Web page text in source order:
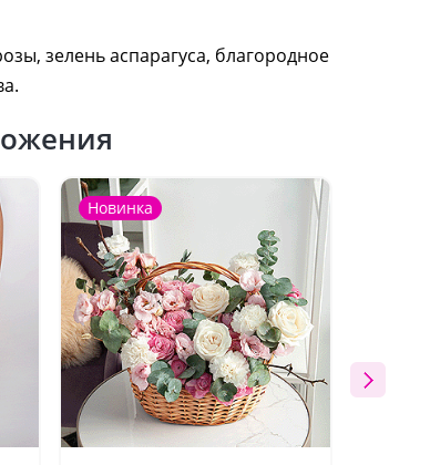
зелень аспарагуса, благородное
Новинка